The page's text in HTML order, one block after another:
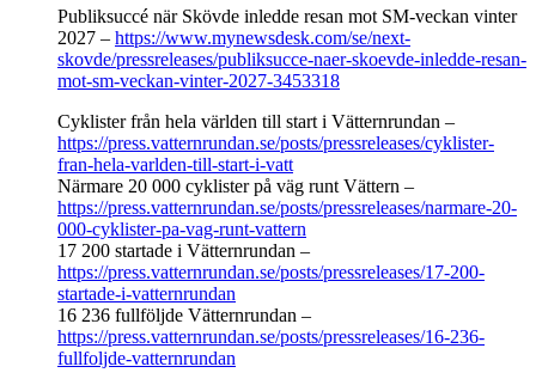
Publiksuccé när Skövde inledde resan mot SM-veckan vinter
2027 – https://www.mynewsdesk.com/se/next-
skovde/pressreleases/publiksucce-naer-skoevde-inledde-resan-
mot-sm-veckan-vinter-2027-3453318
Cyklister från hela världen till start i Vätternrundan –
https://press.vatternrundan.se/posts/pressreleases/cyklister-
fran-hela-varlden-till-start-i-vatt
Närmare 20 000 cyklister på väg runt Vättern –
https://press.vatternrundan.se/posts/pressreleases/narmare-20-
000-cyklister-pa-vag-runt-vattern
17 200 startade i Vätternrundan –
https://press.vatternrundan.se/posts/pressreleases/17-200-
startade-i-vatternrundan
16 236 fullföljde Vätternrundan –
https://press.vatternrundan.se/posts/pressreleases/16-236-
fullfoljde-vatternrundan